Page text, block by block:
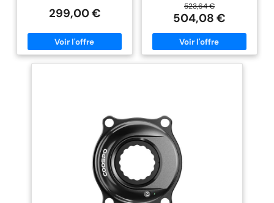
conditions environnementales
strictes pour garantir une
précision de puissance de ± 1 %.
Construction Légère (625 g) : Le
capteur de puissance P515 est
pour un capteur de puissance
de seulement 99 g. Le pédalier
PES est doté d'un design à triple
canal creux. Les cavités
généreuses réduisent
considérablement le poids.
Poids total : environ 625 g.
Autonomie de la Batterie de
380H : le capteur de puissance
P515 utilise une nouvelle
299,00 €
droite ainsi que la cadence de
pédalage. Mesure précise de la
puissance en watts (+/- 2 %).
Compatible avec les cales Look
Kéo. Se monte en 5 minutes -
Autonomie de la batterie : 50
523,64 €
504,08 €